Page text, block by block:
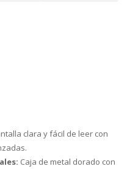
clara y fácil de leer con
Caja de metal dorado con